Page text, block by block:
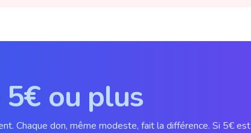
5€ ou plus
Chaque don, même modeste, fait la différence. Si 5€ est